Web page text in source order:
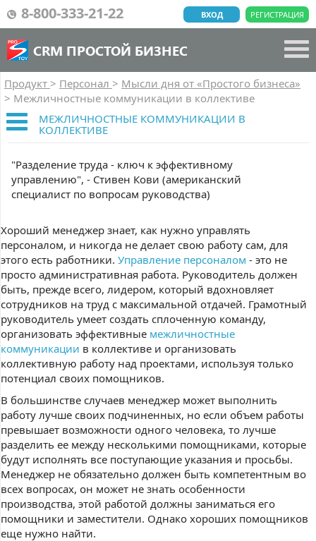
8-800-333-21-22 РЕГИСТРАЦИЯ
ВХОД
CRM ПРОСТОЙ БИЗНЕС
Продукт > Персонал > Мысли дня от «Простого бизнеса»
> Межличностные коммуникации в коллективе
МЕЖЛИЧНОСТНЫЕ КОММУНИКАЦИИ В
КОЛЛЕКТИВЕ
"Разделение труда - ключ к эффективному
управлению", - Стивен Кови (американский
специалист по вопросам руководства)
Хороший менеджер знает, как нужно управлять
персоналом, и никогда не делает свою работу сам, для
этого есть работники. Управление персоналом - это не
просто административная работа. Руководитель должен
быть, прежде всего, лидером, который вдохновляет
сотрудников на труд с максимальной отдачей. Грамотный
руководитель умеет создать сплоченную команду,
организовать эффективные межличностные
коммуникации в коллективе и организовать
коллективную работу над проектами, используя только
потенциал своих помощников.
В большинстве случаев менеджер может выполнить
работу лучше своих подчиненных, но если объем работы
превышает возможности одного человека, то лучше
разделить ее между несколькими помощниками, которые
будут исполнять все поступающие указания и просьбы.
Менеджер не обязательно должен быть компетентным во
всех вопросах, он может не знать особенности
производства, этой работой должны заниматься его
помощники и заместители. Однако хороших помощников
еще нужно найти.